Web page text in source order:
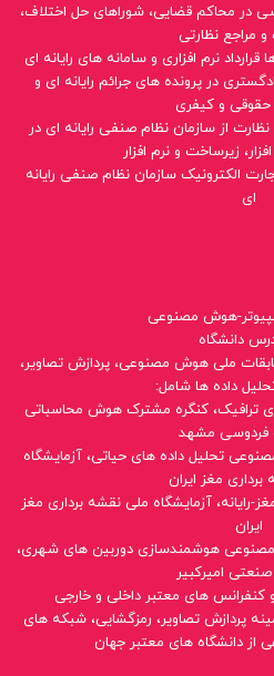
در محاکم قضایی، شوراهای حل اختلاف،
و مراجع نظارتی
نرم افزاری و سامانه های رایانه ای
در پرونده های جرائم رایانه ای و
و کیفری
از سازمان نظام صنفی رایانه ای در
زیرساخت و نرم افزار
الکترونیک سازمان نظام صنفی رایانه
ای
هوش مصنوعی
دانشگاه
ملی هوش مصنوعی، پردازش تصاویر،
داده ها شامل:
ترافیک، کنگره مشترک هوش محاسباتی
فردوسی مشهد
تحلیل داده های حیاتی، آزمایشگاه
مغز ایران
آزمایشگاه ملی نقشه برداری مغز
ایران
هوشمندسازی دوربین های شهری،
امیرکبیر
کنفرانس های معتبر داخلی و خارجی
پردازش تصاویر، رمزگشایی، شبکه های
دانشگاه های معتبر جهان